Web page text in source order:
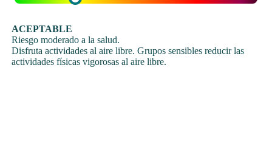
ACEPTABLE
Riesgo moderado a la salud.
Disfruta actividades al aire libre. Grupos sensibles reducir las
actividades físicas vigorosas al aire libre.